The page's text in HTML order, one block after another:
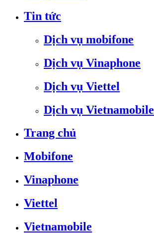
Tin tức
Dịch vụ mobifone
Dịch vụ Vinaphone
Dịch vụ Viettel
Dịch vụ Vietnamobile
Trang chủ
Mobifone
Vinaphone
Viettel
Vietnamobile